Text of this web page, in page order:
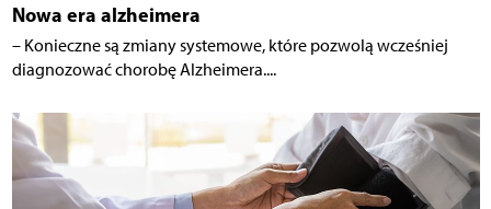
Nowa era alzheimera
– Konieczne są zmiany systemowe, które pozwolą wcześniej
diagnozować chorobę Alzheimera....